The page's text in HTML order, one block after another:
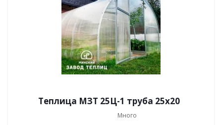
Теплица МЗТ 25Ц-1 труба 25х20
Много